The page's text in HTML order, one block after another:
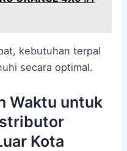
kebutuhan terpal
secara optimal.
Waktu untuk
Kota